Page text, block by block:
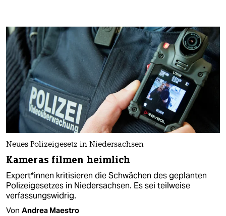
Neues Polizeigesetz in Niedersachsen
Kameras filmen heimlich
Expert*innen kritisieren die Schwächen des geplanten
Polizeigesetzes in Niedersachsen. Es sei teilweise
verfassungswidrig.
Von Andrea Maestro